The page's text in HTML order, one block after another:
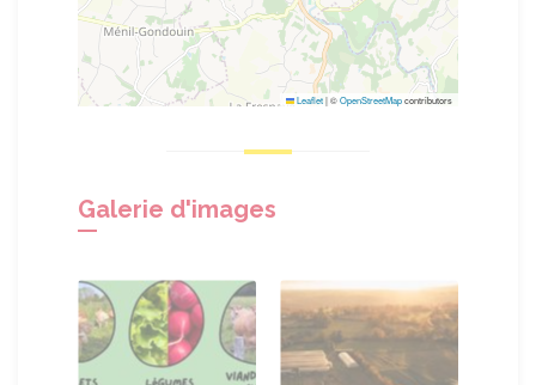
Leaflet|©OpenStreetMapcontributors
Galerie d'images